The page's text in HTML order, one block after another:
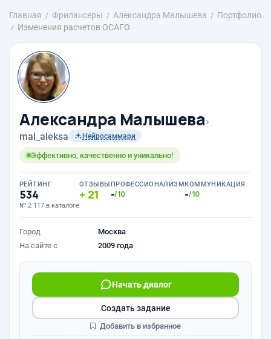
Главная Фрилансеры Александра Малышева
Портфолио
Изменения расчетов ОСАГО
Александра Малышева›
mal_aleksa Нейросаммари
Эффективно, качественно и уникально!
РЕЙТИНГ
534
№ 2 117 в каталоге
ОТЗЫВЫ
21
ПРОФЕССИОНАЛИЗМ
-/10
КОММУНИКАЦИЯ
-/10
Город
Москва
На сайте с
2009 года
Начать диалог
Создать задание
Добавить в избранное